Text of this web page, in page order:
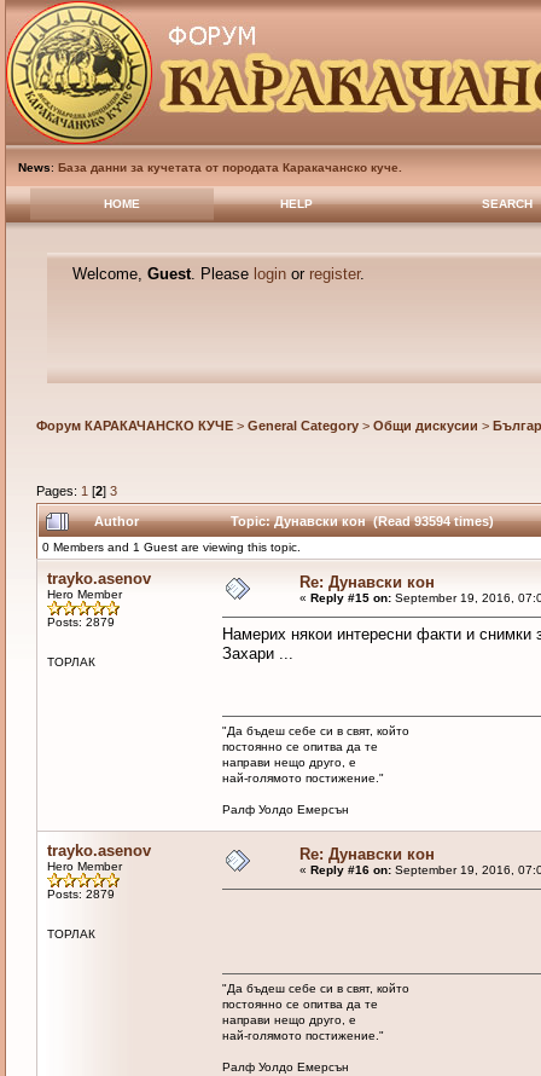
News: База данни за кучетата от породата Каракачанско куче.
HOME HELP SEARCH
Welcome, Guest. Please loginor register.
Форум КАРАКАЧАНСКО КУЧЕ> General Category> Общи дискусии >
Pages: 1 [2] 3
Author Topic: Дунавски кон (Read 93594 times)
0 Members and 1 Guest are viewing this topic.
trayko.asenov
Hero Member
Posts: 2879
ТОРЛАК
Re: Дунавски кон
« Reply #15 on:September 19, 2016,
Намерих някои интересни факти и
Захари ...
"Да бъдеш себе си в свят, който
постоянно се опитва да те
направи нещо друго, е
най-голямото постижение."
Ралф Уолдо Емерсън
trayko.asenov
Hero Member
Posts: 2879
ТОРЛАК
Re: Дунавски кон
« Reply #16 on:September 19, 2016,
"Да бъдеш себе си в свят, който
постоянно се опитва да те
направи нещо друго, е
най-голямото постижение."
Ралф Уолдо Емерсън